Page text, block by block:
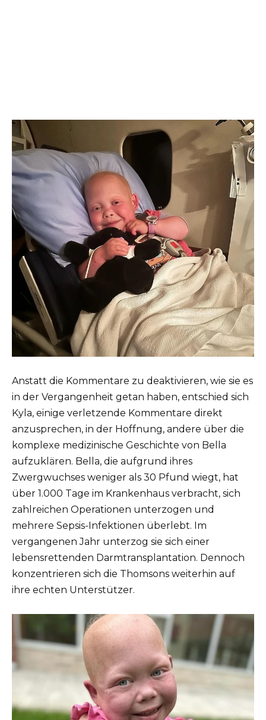
Anstatt die Kommentare zu deaktivieren, wie sie es
in der Vergangenheit getan haben, entschied sich
Kyla, einige verletzende Kommentare direkt
anzusprechen, in der Hoffnung, andere über die
komplexe medizinische Geschichte von Bella
aufzuklären. Bella, die aufgrund ihres
Zwergwuchses weniger als 30 Pfund wiegt, hat
über 1.000 Tage im Krankenhaus verbracht, sich
zahlreichen Operationen unterzogen und
mehrere Sepsis-Infektionen überlebt. Im
vergangenen Jahr unterzog sie sich einer
lebensrettenden Darmtransplantation. Dennoch
konzentrieren sich die Thomsons weiterhin auf
ihre echten Unterstützer.